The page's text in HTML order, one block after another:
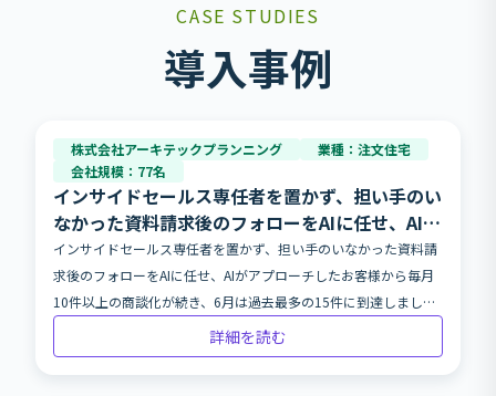
CASE STUDIES
導入事例
株式会社アーキテックプランニング
業種：注文住宅
会社規模：77名
インサイドセールス専任者を置かず、担い手のい
なかった資料請求後のフォローをAIに任せ、AIが
アプローチしたお客様から毎月10件以上の商談
化が続き、6月は過去最多の15件に到達しました
（2026年6月30日時点）。そのうちAI単独の対話
のみで商談まで引き上げたケースも毎月着実に生
まれています。お客様一人ひとりに向き合うため
のAI活用です。
インサイドセールス専任者を置かず、担い手のいなかった資料請
求後のフォローをAIに任せ、AIがアプローチしたお客様から毎月
10件以上の商談化が続き、6月は過去最多の15件に到達しました
（2026年6月30日時点）。そのうちAI単独の対話のみで商談まで
引き上げたケースも毎月着実に生まれています。お客様一人ひと
りに向き合うためのAI活用です。
詳細を読む